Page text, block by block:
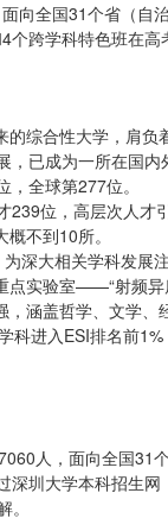
向全国31个省（
跨学科特色班在
综合性大学，肩
已成为一所在国
全球第277位。
239位，高层次人
不到10所。
深大相关学科发
点实验室——“射频
涵盖哲学、文学
科进入ESI排名前
人，面向全国31
圳大学本科招生